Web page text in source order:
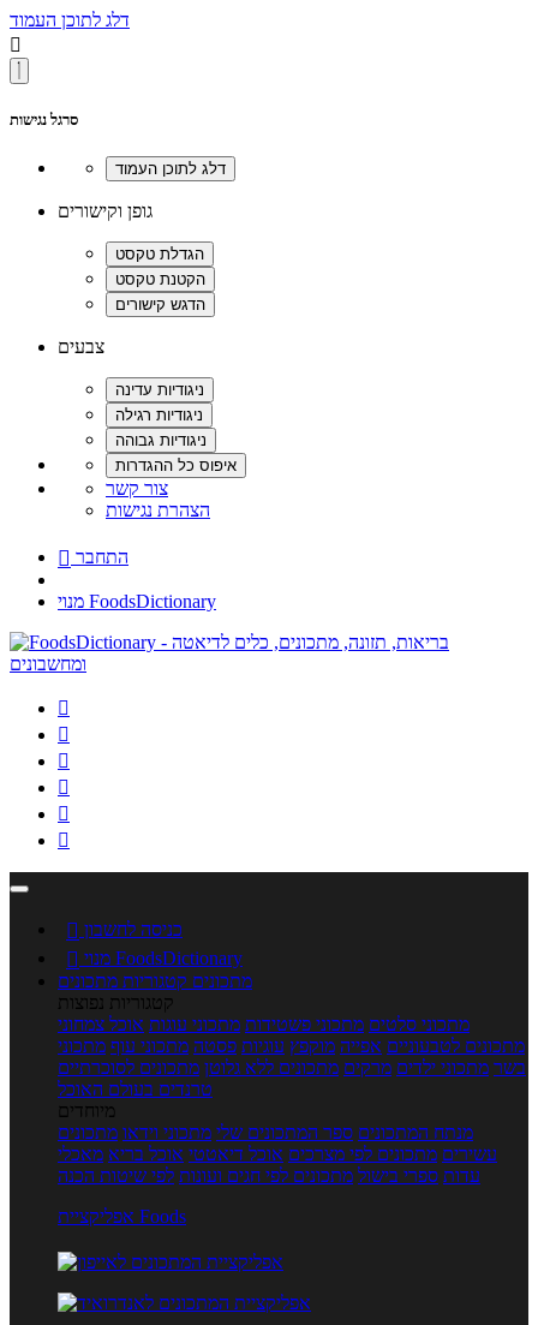
דלג לתוכן העמוד

סרגל נגישות
גופן וקישורים
צבעים
צור קשר
הצהרת נגישות
 התחבר
מנוי FoodsDictionary






 כניסה לחשבון

מנוי FoodsDictionary
מתכונים קטגוריות מתכונים
קטגוריות נפוצות
מתכוני סלטים מתכוני פשטידות מתכוני עוגות אוכל צמחוני
מתכונים לטבעוניים אפייה מוקפץ עוגיות פסטה מתכוני עוף מתכוני
בשר מתכוני ילדים מרקים מתכונים ללא גלוטן מתכונים לסוכרתיים
טרנדים בעולם האוכל
מיוחדים
מנתח המתכונים ספר המתכונים שלי מתכוני וידאו מתכונים
עשירים מתכונים לפי מצרכים אוכל דיאטטי אוכל בריא מאכלי
עדות ספרי בישול מתכונים לפי חגים ועונות לפי שיטות הכנה
אפליקציית Foods